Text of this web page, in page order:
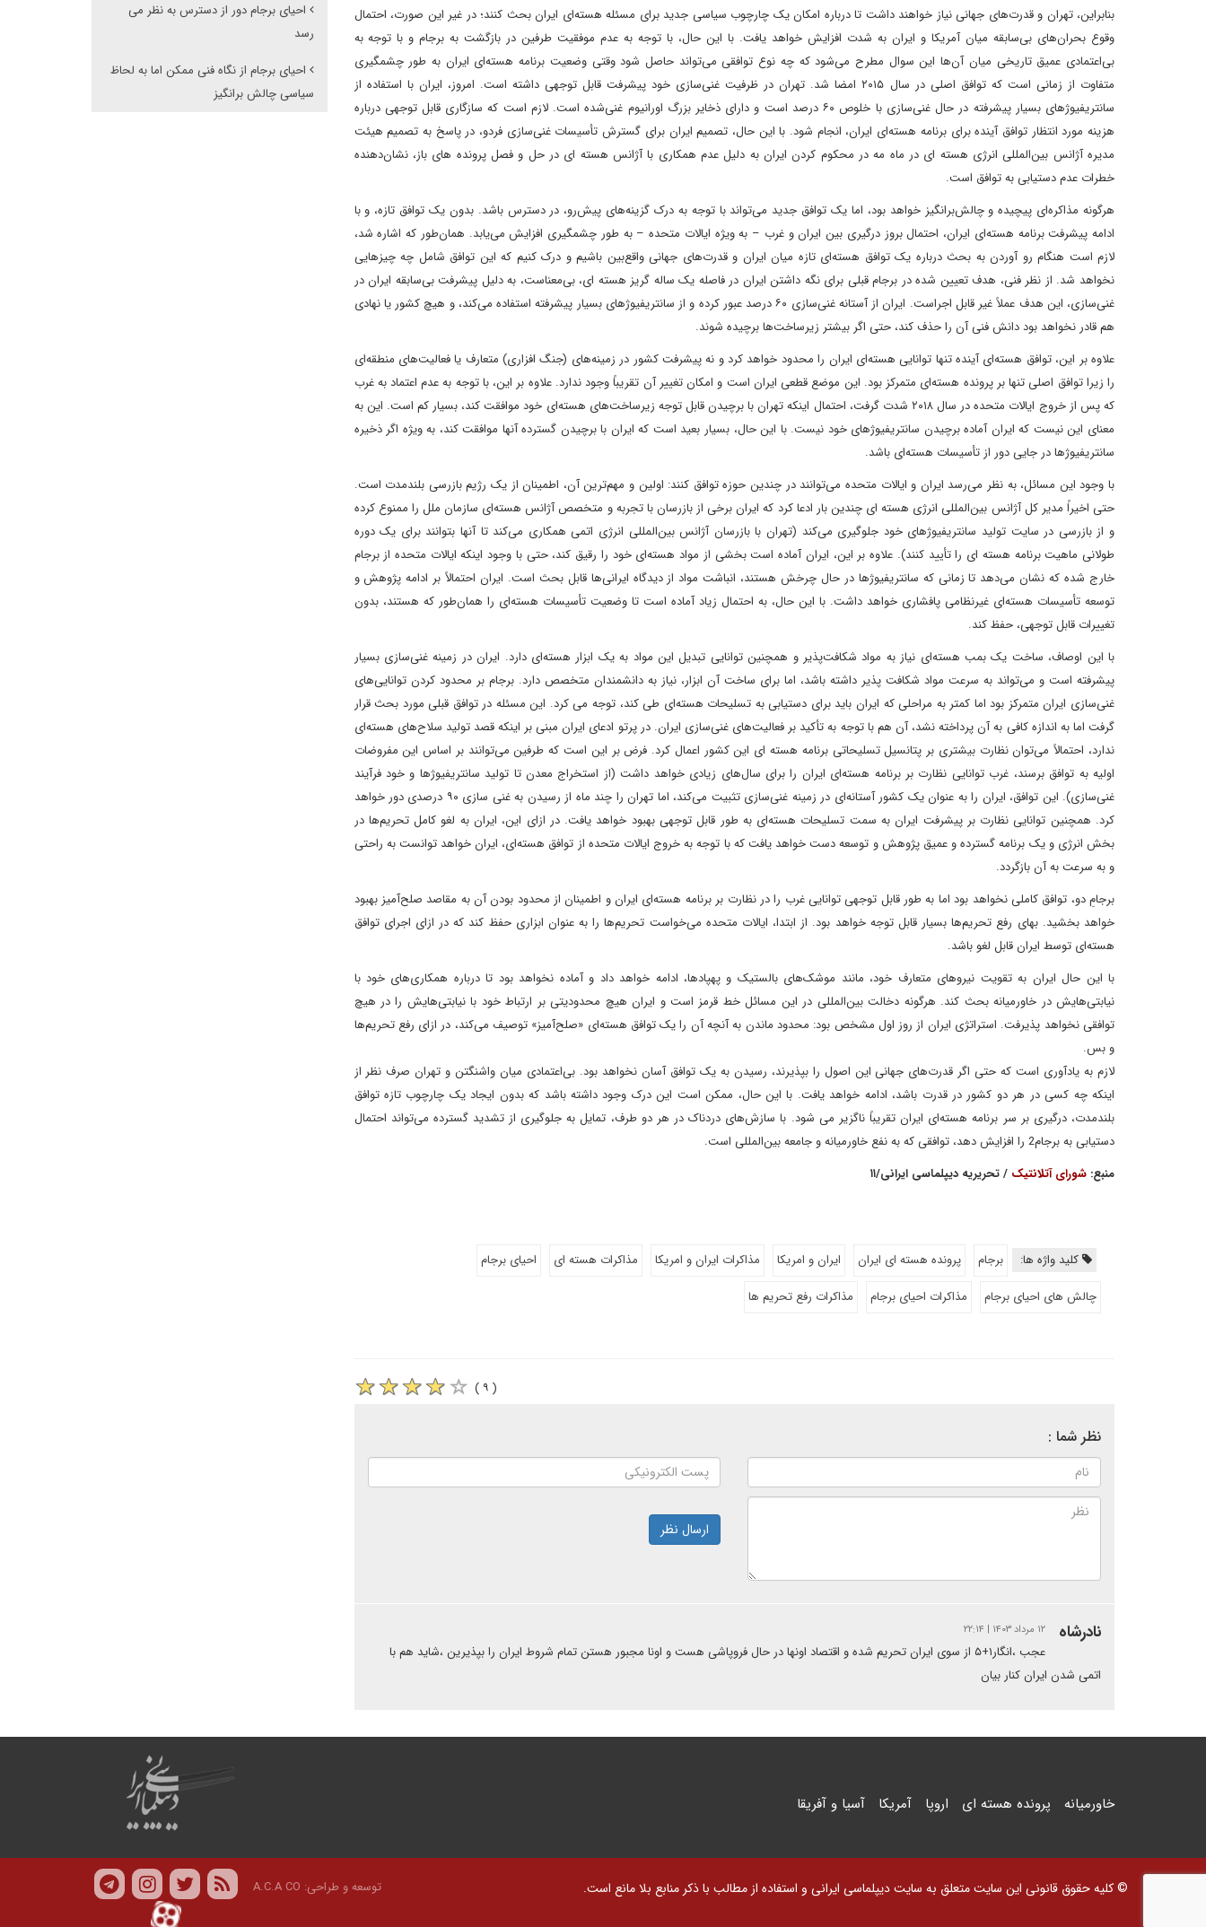
بنابراین، تهران و قدرت‌های جهانی نیاز خواهند داشت تا درباره امکان یک چارچوب سیاسی جدید برای مسئله هسته‌ای ایران بحث کنند؛ در غیر این صورت، احتمال
وقوع بحران‌های بی‌سابقه میان آمریکا و ایران به شدت افزایش خواهد یافت. با این حال، با توجه به عدم موفقیت طرفین در بازگشت به برجام و با توجه به
بی‌اعتمادی عمیق تاریخی میان آن‌ها این سوال مطرح می‌شود که چه نوع توافقی می‌تواند حاصل شود وقتی وضعیت برنامه هسته‌ای ایران به طور چشمگیری
متفاوت از زمانی است که توافق اصلی در سال ۲۰۱۵ امضا شد. تهران در ظرفیت غنی‌سازی خود پیشرفت قابل توجهی داشته است. امروز، ایران با استفاده از
سانتریفیوژهای بسیار پیشرفته در حال غنی‌سازی با خلوص ۶۰ درصد است و دارای ذخایر بزرگ اورانیوم غنی‌شده است. لازم است که سازگاری قابل توجهی درباره
هزینه مورد انتظار توافق آینده برای برنامه هسته‌ای ایران، انجام شود. با این حال، تصمیم ایران برای گسترش تأسیسات غنی‌سازی فردو، در پاسخ به تصمیم هیئت
مدیره آژانس بین‌المللی انرژی هسته ای در ماه مه در محکوم کردن ایران به دلیل عدم همکاری با آژانس هسته ای در حل و فصل پرونده های باز، نشان‌دهنده
خطرات عدم دستیابی به توافق است.
هرگونه مذاکره‌ای پیچیده و چالش‌برانگیز خواهد بود، اما یک توافق جدید می‌تواند با توجه به درک گزینه‌های پیش‌رو، در دسترس باشد. بدون یک توافق تازه، و با
ادامه پیشرفت برنامه هسته‌ای ایران، احتمال بروز درگیری بین ایران و غرب – به ویژه ایالات متحده – به طور چشمگیری افزایش می‌یابد. همان‌طور که اشاره شد،
لازم است هنگام رو آوردن به بحث درباره یک توافق هسته‌ای تازه میان ایران و قدرت‌های جهانی واقع‌بین باشیم و درک کنیم که این توافق شامل چه چیزهایی
نخواهد شد. از نظر فنی، هدف تعیین شده در برجام قبلی برای نگه داشتن ایران در فاصله یک ‌ساله گریز هسته ای، بی‌معناست، به دلیل پیشرفت بی‌سابقه ایران در
غنی‌سازی، این هدف عملاً غیر قابل اجراست. ایران از آستانه غنی‌سازی ۶۰ درصد عبور کرده و از سانتریفیوژهای بسیار پیشرفته استفاده می‌کند، و هیچ کشور یا نهادی
هم قادر نخواهد بود دانش فنی آن را حذف کند، حتی اگر بیشتر زیرساخت‌ها برچیده شوند.
علاوه بر این، توافق هسته‌ای آینده تنها توانایی هسته‌ای ایران را محدود خواهد کرد و نه پیشرفت کشور در زمینه‌های (جنگ افزاری) متعارف یا فعالیت‌های منطقه‌ای
را زیرا توافق اصلی تنها بر پرونده هسته‌ای متمرکز بود. این موضع قطعی ایران است و امکان تغییر آن تقریباً وجود ندارد. علاوه بر این، با توجه به عدم اعتماد به غرب
که پس از خروج ایالات متحده در سال ۲۰۱۸ شدت گرفت، احتمال اینکه تهران با برچیدن قابل توجه زیرساخت‌های هسته‌ای خود موافقت کند، بسیار کم است. این به
معنای این نیست که ایران آماده برچیدن سانتریفیوژهای خود نیست. با این حال، بسیار بعید است که ایران با برچیدن گسترده آنها موافقت کند، به ویژه اگر ذخیره
سانتریفیوژها در جایی دور از تأسیسات هسته‌ای باشد.
با وجود این مسائل، به نظر می‌رسد ایران و ایالات متحده می‌توانند در چندین حوزه توافق کنند: اولین و مهم‌ترین آن، اطمینان از یک رژیم بازرسی بلندمدت است.
حتی اخیراً مدیر کل آژانس بین‌المللی انرژی هسته ای چندین بار ادعا کرد که ایران برخی از بازرسان با تجربه و متخصص آژانس هسته‌ای سازمان ملل را ممنوع کرده
و از بازرسی در سایت تولید سانتریفیوژهای خود جلوگیری می‌کند (تهران با بازرسان آژانس بین‌المللی انرژی اتمی همکاری می‌کند تا آنها بتوانند برای یک دوره
طولانی ماهیت برنامه هسته ای را تأیید کنند). علاوه بر این، ایران آماده است بخشی از مواد هسته‌ای خود را رقیق کند، حتی با وجود اینکه ایالات متحده از برجام
خارج شده که نشان می‌دهد تا زمانی که سانتریفیوژها در حال چرخش هستند، انباشت مواد از دیدگاه ایرانی‌ها قابل بحث است. ایران احتمالاً بر ادامه پژوهش و
توسعه تأسیسات هسته‌ای غیرنظامی پافشاری خواهد داشت. با این حال، به احتمال زیاد آماده است تا وضعیت تأسیسات هسته‌ای را همان‌طور که هستند، بدون
تغییرات قابل توجهی، حفظ کند.
با این اوصاف، ساخت یک بمب هسته‌ای نیاز به مواد شکافت‌پذیر و همچنین توانایی تبدیل این مواد به یک ابزار هسته‌ای دارد. ایران در زمینه غنی‌سازی بسیار
پیشرفته است و می‌تواند به سرعت مواد شکافت پذیر داشته باشد، اما برای ساخت آن ابزار، نیاز به دانشمندان متخصص دارد. برجام بر محدود کردن توانایی‌های
غنی‌سازی ایران متمرکز بود اما کمتر به مراحلی که ایران باید برای دستیابی به تسلیحات هسته‌ای طی کند، توجه می کرد. این مسئله در توافق قبلی مورد بحث قرار
گرفت اما به اندازه کافی به آن پرداخته نشد، آن هم با توجه به تأکید بر فعالیت‌های غنی‌سازی ایران. در پرتو ادعای ایران مبنی بر اینکه قصد تولید سلاح‌های هسته‌ای
ندارد، احتمالاً می‌توان نظارت بیشتری بر پتانسیل تسلیحاتی برنامه هسته ای این کشور اعمال کرد. فرض بر این است که طرفین می‌توانند بر اساس این مفروضات
اولیه به توافق برسند، غرب توانایی نظارت بر برنامه هسته‌ای ایران را برای سال‌های زیادی خواهد داشت (از استخراج معدن تا تولید سانتریفیوژها و خود فرآیند
غنی‌سازی). این توافق، ایران را به عنوان یک کشور آستانه‌ای در زمینه غنی‌سازی تثبیت می‌کند، اما تهران را چند ماه از رسیدن به غنی سازی ۹۰ درصدی دور خواهد
کرد. همچنین توانایی نظارت بر پیشرفت ایران به سمت تسلیحات هسته‌ای به طور قابل توجهی بهبود خواهد یافت. در ازای این، ایران به لغو کامل تحریم‌ها در
بخش انرژی و یک برنامه گسترده و عمیق پژوهش و توسعه دست خواهد یافت که با توجه به خروج ایالات متحده از توافق هسته‌ای، ایران خواهد توانست به راحتی
و به سرعت به آن بازگردد.
برجامِ دو، توافق کاملی نخواهد بود اما به طور قابل توجهی توانایی غرب را در نظارت بر برنامه هسته‌ای ایران و اطمینان از محدود بودن آن به مقاصد صلح‌آمیز بهبود
خواهد بخشید. بهای رفع تحریم‌ها بسیار قابل توجه خواهد بود. از ابتدا، ایالات متحده می‌خواست تحریم‌ها را به عنوان ابزاری حفظ کند که در ازای اجرای توافق
هسته‌ای توسط ایران قابل لغو باشد.
با این حال ایران به تقویت نیروهای متعارف خود، مانند موشک‌های بالستیک و پهپادها، ادامه خواهد داد و آماده نخواهد بود تا درباره همکاری‌های خود با
نیابتی‌هایش در خاورمیانه بحث کند. هرگونه دخالت بین‌المللی در این مسائل خط قرمز است و ایران هیچ محدودیتی بر ارتباط خود با نیابتی‌هایش را در هیچ
توافقی نخواهد پذیرفت. استراتژی ایران از روز اول مشخص بود: محدود ماندن به آنچه آن را یک توافق هسته‌ای «صلح‌آمیز» توصیف می‌کند، در ازای رفع تحریم‌ها
و بس.
لازم به یادآوری است که حتی اگر قدرت‌های جهانی این اصول را بپذیرند، رسیدن به یک توافق آسان نخواهد بود. بی‌اعتمادی میان واشنگتن و تهران صرف نظر از
اینکه چه کسی در هر دو کشور در قدرت باشد، ادامه خواهد یافت. با این حال، ممکن است این درک وجود داشته باشد که بدون ایجاد یک چارچوب تازه توافق
بلندمدت، درگیری بر سر برنامه هسته‌ای ایران تقریباً ناگزیر می شود. با سازش‌های دردناک در هر دو طرف، تمایل به جلوگیری از تشدید گسترده می‌تواند احتمال
دستیابی به برجام2 را افزایش دهد، توافقی که به نفع خاورمیانه و جامعه بین‌المللی است.
منبع: شورای آتلانتیک / تحریریه دیپلماسی ایرانی/۱۱
کلید واژه ها: برجام پرونده هسته ای ایران ایران و امریکا مذاکرات ایران و امریکا مذاکرات هسته ای
احیای برجام
چالش های احیای برجام
مذاکرات احیای برجام مذاکرات رفع تحریم ها
( ۹ )
نظر شما :
ارسال نظر
نادرشاه ۱۲ مرداد ۱۴۰۳ | ۲۲:۱۴
عجب ،انگار۱+۵ از سوی ایران تحریم شده و اقتصاد اونها در حال فروپاشی هست و اونا مجبور هستن تمام شروط ایران را بپذیرین ،شاید هم با
اتمی شدن ایران کنار بیان
احیای برجام دور از دسترس به نظر می
رسد
احیای برجام از نگاه فنی ممکن اما به لحاظ
سیاسی چالش برانگیز
خاورمیانه پرونده هسته ای اروپا آمریکا آسیا و آفریقا
© کلیه حقوق قانونی این سایت متعلق به سایت دیپلماسی ایرانی و استفاده از مطالب با ذکر منابع بلا مانع است. توسعه و طراحی: A.C.A CO